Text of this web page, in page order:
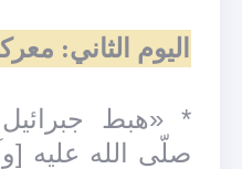
اليوم الثاني:
* «هبط
صلّى الله عليه